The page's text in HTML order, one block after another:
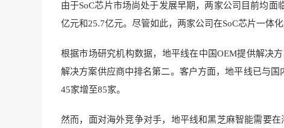
由于SoC芯片市场尚处于发展早期，两家公司目前均
亿元和25.7亿元。尽管如此，两家公司在SoC芯片一体
根据市场研究机构数据，地平线在中国OEM提供解决
解决方案供应商中排名第二。客户方面，地平线已与
45家增至85家。
然而，面对海外竞争对手，地平线和黑芝麻智能需要